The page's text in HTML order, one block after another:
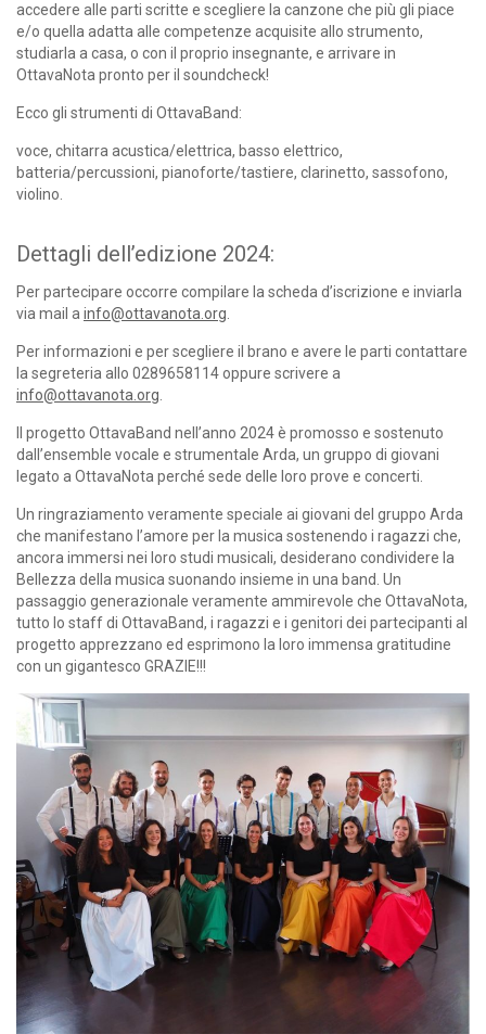
accedere alle parti scritte e scegliere la canzone che più gli piace
e/o quella adatta alle competenze acquisite allo strumento,
studiarla a casa, o con il proprio insegnante, e arrivare in
OttavaNota pronto per il soundcheck!
Ecco gli strumenti di OttavaBand:
voce, chitarra acustica/elettrica, basso elettrico,
batteria/percussioni, pianoforte/tastiere, clarinetto, sassofono,
violino.
Dettagli dell’edizione 2024:
Per partecipare occorre compilare la scheda d’iscrizione e inviarla
via mail a info@ottavanota.org
Per informazioni e per scegliere il brano e avere le parti contattare
la segreteria allo 0289658114 oppure scrivere a
info@ottavanota.org
Il progetto OttavaBand nell’anno 2024 è promosso e sostenuto
dall’ensemble vocale e strumentale Arda, un gruppo di giovani
legato a OttavaNota perché sede delle loro prove e concerti.
Un ringraziamento veramente speciale ai giovani del gruppo Arda
che manifestano l’amore per la musica sostenendo i ragazzi che,
ancora immersi nei loro studi musicali, desiderano condividere la
Bellezza della musica suonando insieme in una band. Un
passaggio generazionale veramente ammirevole che OttavaNota,
tutto lo staff di OttavaBand, i ragazzi e i genitori dei partecipanti al
progetto apprezzano ed esprimono la loro immensa gratitudine
con un gigantesco GRAZIE!!!